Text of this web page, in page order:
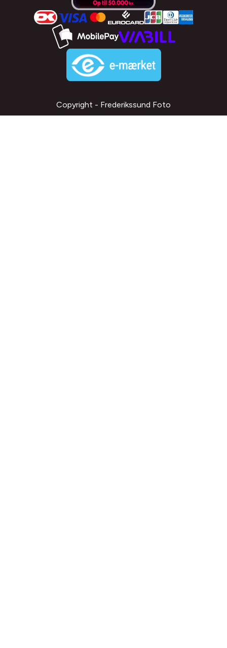
Copyright - Frederikssund Foto